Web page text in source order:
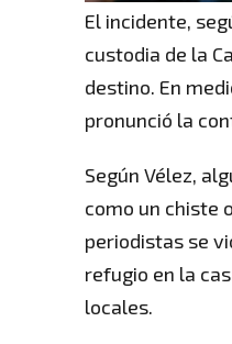
El incidente,
custodia de la
destino. En
pronunció la
Según Vélez,
como un chiste
periodistas se
refugio en la
locales.